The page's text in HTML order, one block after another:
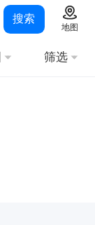
搜索
地图
筛选